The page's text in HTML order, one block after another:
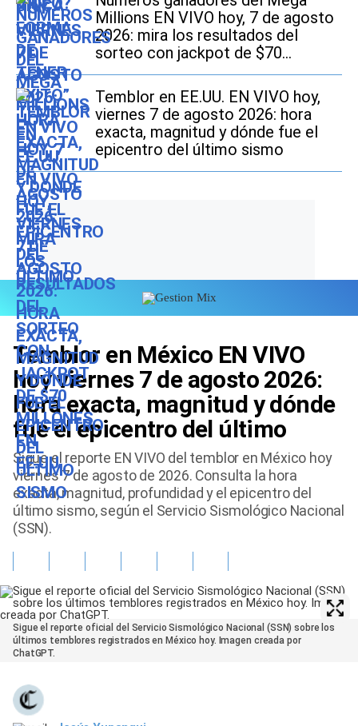
Millions EN VIVO hoy, 7 de agosto
2026: mira los resultados del
sorteo con jackpot de $70
millones en EE.UU.
Temblor en EE.UU. EN VIVO hoy,
viernes 7 de agosto 2026: hora
exacta, magnitud y dónde fue el
epicentro del último sismo